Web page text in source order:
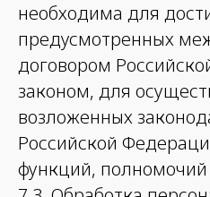
необходима для
предусмотренных
договором
законом, для
возложенных
Российской
функций, полномочий